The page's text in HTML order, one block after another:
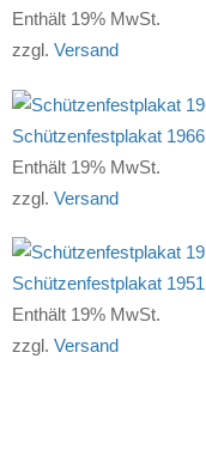
Enthält 19% MwSt.
zzgl. Versand
Schützenfestplakat 1966
Enthält 19% MwSt.
zzgl. Versand
Schützenfestplakat 1951
Enthält 19% MwSt.
zzgl. Versand